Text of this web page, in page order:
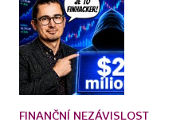
FINANČNÍ NEZÁVISLOST